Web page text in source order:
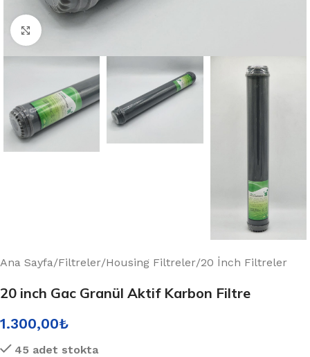
Büyütmek için tıklayın
Ana Sayfa/Filtreler/Housing Filtreler/20 İnch Filtreler
20 inch Gac Granül Aktif Karbon Filtre
1.300,00₺
45 adet stokta